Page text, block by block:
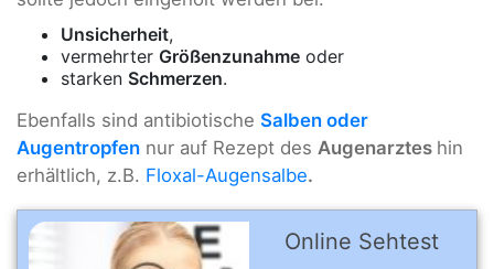
Unsicherheit,
vermehrter Größenzunahme oder
starken Schmerzen.
Ebenfalls sind antibiotische Salben oder
Augentropfen nur auf Rezept des Augenarztes hin
erhältlich, z.B. Floxal-Augensalbe.
Online Sehtest